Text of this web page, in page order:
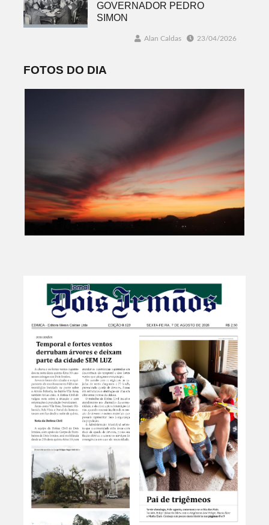
GOVERNADOR PEDRO
SIMON
Alan Caldas 23/04/2026
FOTOS DO DIA